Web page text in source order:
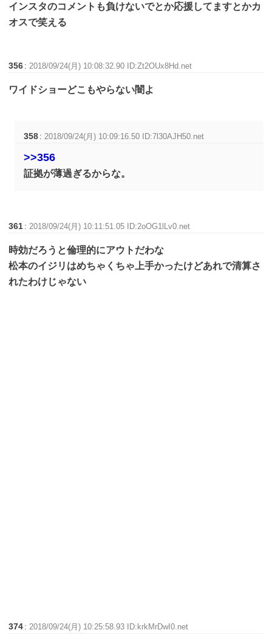
インスタのコメントも負けないでとか応援してますとかカ
オスで笑える
356 : 2018/09/24(月) 10:08:32.90 ID:Zt2OUx8Hd.net
ワイドショーどこもやらない闇よ
358 : 2018/09/24(月) 10:09:16.50 ID:7l30AJH50.net
>>356
証拠が薄過ぎるからな。
361 : 2018/09/24(月) 10:11:51.05 ID:2oOG1lLv0.net
時効だろうと倫理的にアウトだわな
松本のイジリはめちゃくちゃ上手かったけどあれで清算さ
れたわけじゃない
374 : 2018/09/24(月) 10:25:58.93 ID:krkMrDwI0.net